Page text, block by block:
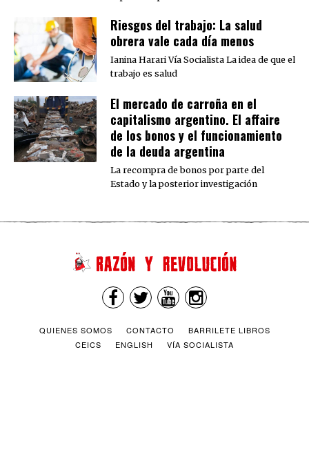
Riesgos del trabajo: La salud
obrera vale cada día menos
Ianina Harari Vía Socialista La idea de que el
trabajo es salud
El mercado de carroña en el
capitalismo argentino. El affaire
de los bonos y el funcionamiento
de la deuda argentina
La recompra de bonos por parte del
Estado y la posterior investigación
QUIENES SOMOS CONTACTO
BARRILETE LIBROS
CEICS
ENGLISH VÍA SOCIALISTA